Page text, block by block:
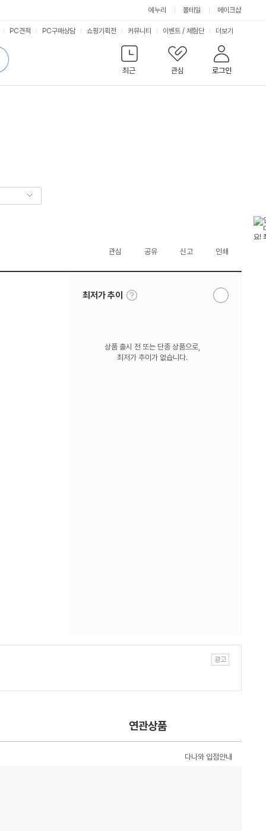
에누리 몰테일 메이크샵
최근
관심 로그인
PC견적 PC구매상담 쇼핑기획전 커뮤니티 이벤트 / 체험단 서
비
스
더보기
관심 공유 신고 인쇄
최저가 추이
툴
팁
알
상품 출시 전 또는 단종 상품으로,
최저가 추이가 없습니다.
연관상품
다나와 입점안내